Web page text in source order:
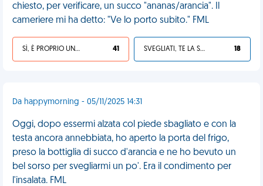
chiesto, per verificare, un succo "ananas/arancia". Il
cameriere mi ha detto: "Ve lo porto subito." FML
SÌ, È PROPRIO UNA VDM! 41 SVEGLIATI, TE LA SEI CERCATA! 18
Da happymorning - 05/11/2025 14:31
Oggi, dopo essermi alzata col piede sbagliato e con la
testa ancora annebbiata, ho aperto la porta del frigo,
preso la bottiglia di succo d'arancia e ne ho bevuto un
bel sorso per svegliarmi un po'. Era il condimento per
l'insalata. FML